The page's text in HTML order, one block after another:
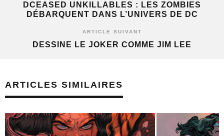
DCEASED UNKILLABLES : LES ZOMBIES
DÉBARQUENT DANS L’UNIVERS DE DC
ARTICLE SUIVANT
DESSINE LE JOKER COMME JIM LEE
ARTICLES SIMILAIRES